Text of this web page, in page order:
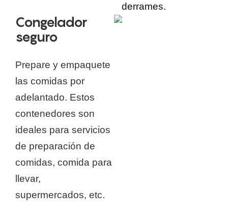
derrames.
Congelador
seguro
Prepare y empaquete
las comidas por
adelantado. Estos
contenedores son
ideales para servicios
de preparación de
comidas, comida para
llevar,
supermercados, etc.